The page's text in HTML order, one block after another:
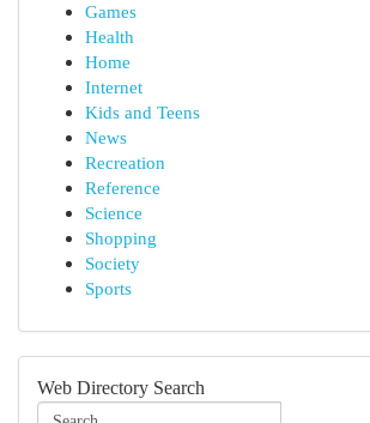
Games
Health
Home
Internet
Kids and Teens
News
Recreation
Reference
Science
Shopping
Society
Sports
Web Directory Search